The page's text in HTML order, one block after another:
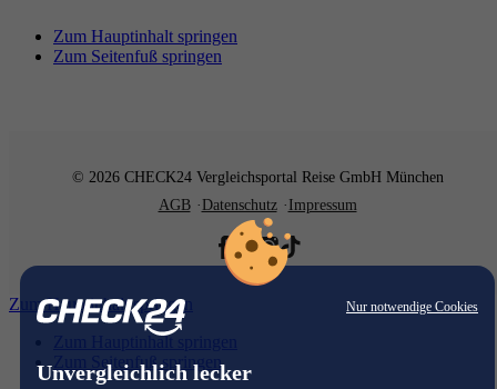
Nur notwendige Cookies
Unvergleichlich lecker
Zum Hauptinhalt springen
Zum Seitenfuß springen
© 2026 CHECK24 Vergleichsportal Reise GmbH München
AGB
Datenschutz Impressum
Zum Hauptinhalt springen
Zum Hauptinhalt springen
Zum Seitenfuß springen